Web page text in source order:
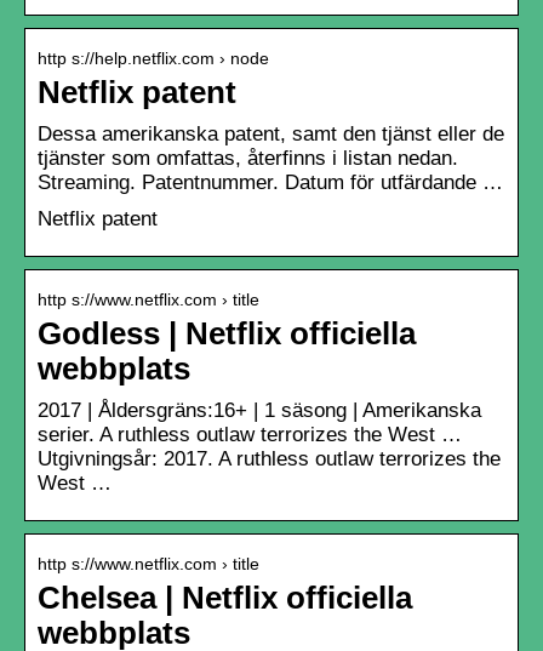
http s://help.netflix.com › node
Netflix patent
Dessa amerikanska patent, samt den tjänst eller de
tjänster som omfattas, återfinns i listan nedan.
Streaming. Patentnummer. Datum för utfärdande …
Netflix patent
http s://www.netflix.com › title
Godless | Netflix officiella
webbplats
2017 | Åldersgräns:16+ | 1 säsong | Amerikanska
serier. A ruthless outlaw terrorizes the West …
Utgivningsår: 2017. A ruthless outlaw terrorizes the
West …
http s://www.netflix.com › title
Chelsea | Netflix officiella
webbplats